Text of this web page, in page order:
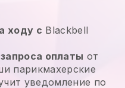
ходу с Blackbell
оплаты от
парикмахерские
уведомление по